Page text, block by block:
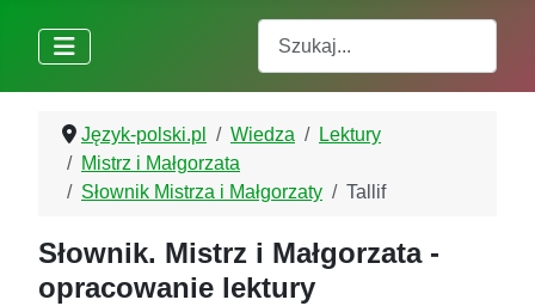
Język-polski.pl Wiedza
Lektury
Mistrz i Małgorzata
Słownik Mistrza i Małgorzaty
Tallif
Słownik. Mistrz i Małgorzata -
opracowanie lektury